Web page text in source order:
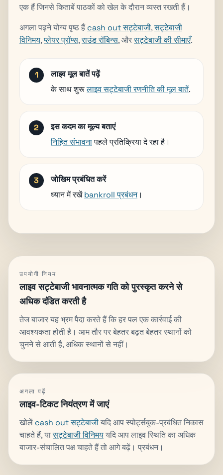
एक हैं जिनसे किताबें पाठकों को खेल के दौरान व्यस्त रखती हैं।
अगला पढ़ने योग्य पृष्ठ हैंcash out सट्टेबाजी,सट्टेबाजी
विनिमय,प्लेयर प्रॉप्स,राउंड रॉबिन्स, औरसट्टेबाजी की सीमाएँ.
लाइव मूल बातें पढ़ें
के साथ शुरूलाइव सट्टेबाजी रणनीति की मूल बातें.
इस कदम का मूल्य बताएं
निहित संभावनापहले प्रतिक्रिया दे रहा है।
जोखिम प्रबंधित करें
ध्यान में रखेंbankroll प्रबंधन।
उपयोगी नियम
लाइव सट्टेबाजी भावनात्मक गति को पुरस्कृत करने से
अधिक दंडित करती है
तेज बाजार यह भ्रम पैदा करते हैं कि हर पल एक कार्रवाई की
आवश्यकता होती है। आम तौर पर बेहतर बढ़त बेहतर स्थानों को
चुनने से आती है, अधिक स्थानों से नहीं।
अगला पढ़ें
लाइव-टिकट नियंत्रण में जाएं
खोलें cash out सट्टेबाजीयदि आप स्पोर्ट्सबुक-प्रबंधित निकास
चाहते हैं, यासट्टेबाजी विनिमययदि आप लाइव स्थिति का अधिक
बाजार-संचालित पक्ष चाहते हैं तो आगे बढ़ें। प्रबंधन।